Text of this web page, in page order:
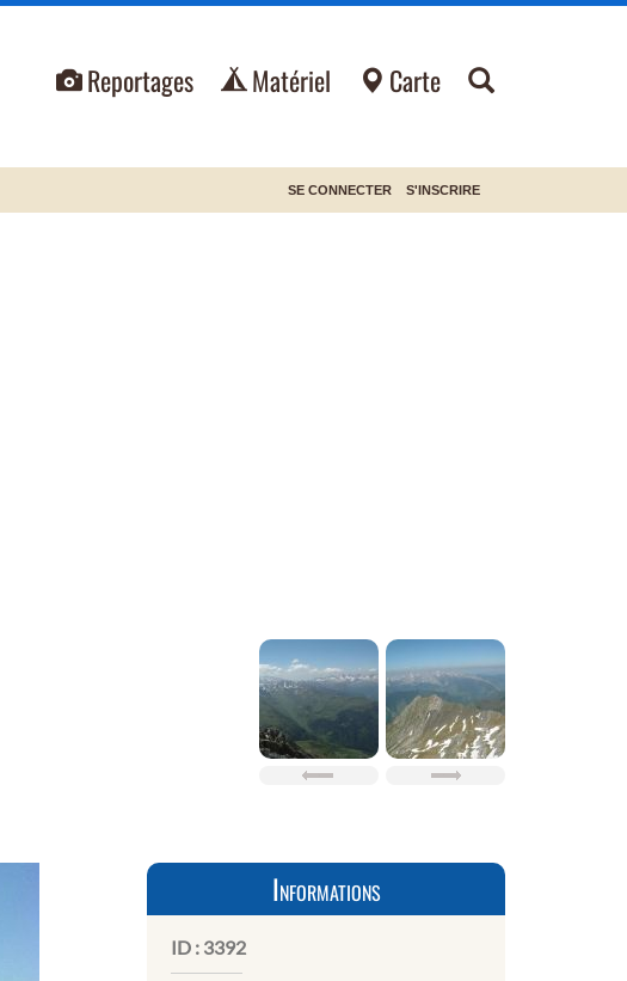
Reportages Matériel Carte
SE CONNECTER S'INSCRIRE
Informations
ID : 3392